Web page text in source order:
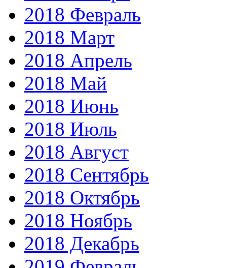
2018 Февраль
2018 Март
2018 Апрель
2018 Май
2018 Июнь
2018 Июль
2018 Август
2018 Сентябрь
2018 Октябрь
2018 Ноябрь
2018 Декабрь